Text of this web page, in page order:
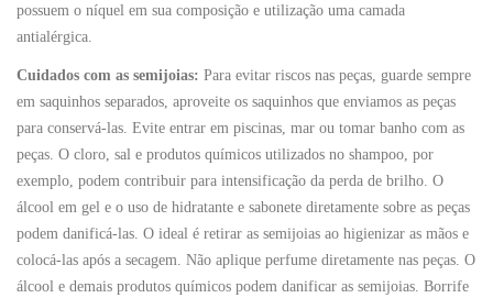
possuem o níquel em sua composição e utilização uma camada
antialérgica.
Cuidados com as semijoias: Para evitar riscos nas peças, guarde sempre
em saquinhos separados, aproveite os saquinhos que enviamos as peças
para conservá-las. Evite entrar em piscinas, mar ou tomar banho com as
peças. O cloro, sal e produtos químicos utilizados no shampoo, por
exemplo, podem contribuir para intensificação da perda de brilho. O
álcool em gel e o uso de hidratante e sabonete diretamente sobre as peças
podem danificá-las. O ideal é retirar as semijoias ao higienizar as mãos e
colocá-las após a secagem. Não aplique perfume diretamente nas peças. O
álcool e demais produtos químicos podem danificar as semijoias. Borrife